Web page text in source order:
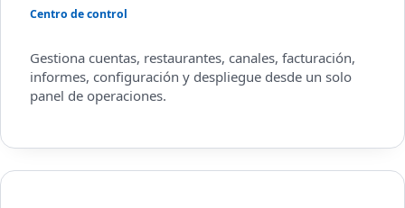
Centro de control
Gestiona cuentas, restaurantes, canales, facturación,
informes, configuración y despliegue desde un solo
panel de operaciones.